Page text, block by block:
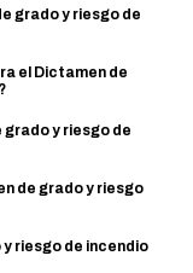
grado y riesgo de
el Dictamen de
grado y riesgo de
de grado y riesgo
riesgo de incendio